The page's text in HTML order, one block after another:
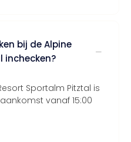
bij de Alpine
inchecken?
Sportalm Pitztal is
vanaf 15:00